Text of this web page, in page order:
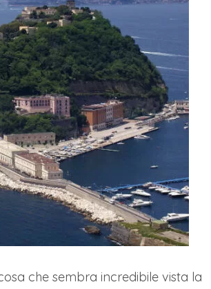
che sembra incredibile vista la